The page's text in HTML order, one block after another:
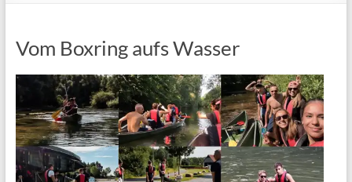
Vom Boxring aufs Wasser